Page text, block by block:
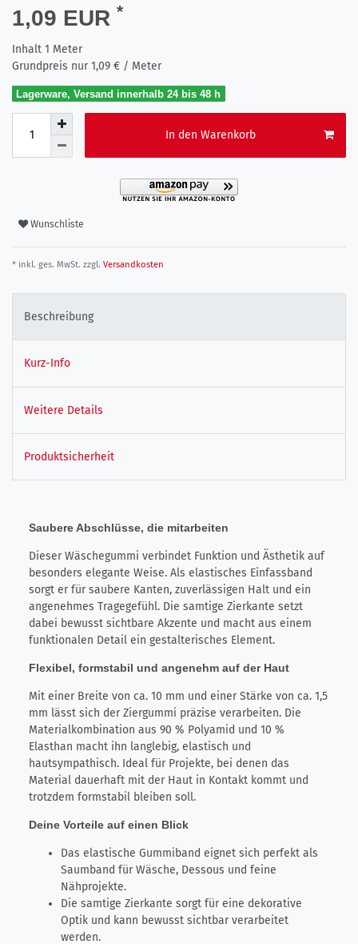
1,09 EUR *
Inhalt 1 Meter
Grundpreis nur1,09 € / Meter
Lagerware, Versand innerhalb 24 bis 48 h
In den Warenkorb
Wunschliste
* inkl. ges. MwSt. zzgl. Versandkosten
Beschreibung
Kurz-Info
Weitere Details
Produktsicherheit
Saubere Abschlüsse, die mitarbeiten
Dieser Wäschegummi verbindet Funktion und Ästhetik auf
besonders elegante Weise. Als elastisches Einfassband
sorgt er für saubere Kanten, zuverlässigen Halt und ein
angenehmes Tragegefühl. Die samtige Zierkante setzt
dabei bewusst sichtbare Akzente und macht aus einem
funktionalen Detail ein gestalterisches Element.
Flexibel, formstabil und angenehm auf der Haut
Mit einer Breite von ca. 10 mm und einer Stärke von ca. 1,5
mm lässt sich der Ziergummi präzise verarbeiten. Die
Materialkombination aus 90 % Polyamid und 10 %
Elasthan macht ihn langlebig, elastisch und
hautsympathisch. Ideal für Projekte, bei denen das
Material dauerhaft mit der Haut in Kontakt kommt und
trotzdem formstabil bleiben soll.
Deine Vorteile auf einen Blick
Das elastische Gummiband eignet sich perfekt als
Saumband für Wäsche, Dessous und feine
Nähprojekte.
Die samtige Zierkante sorgt für eine dekorative
Optik und kann bewusst sichtbar verarbeitet
werden.